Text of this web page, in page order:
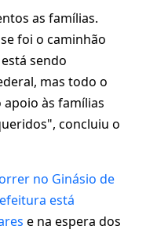
as famílias.
foi o caminhão
sendo
mas todo o
às famílias
concluiu o
no Ginásio de
está
e na espera dos